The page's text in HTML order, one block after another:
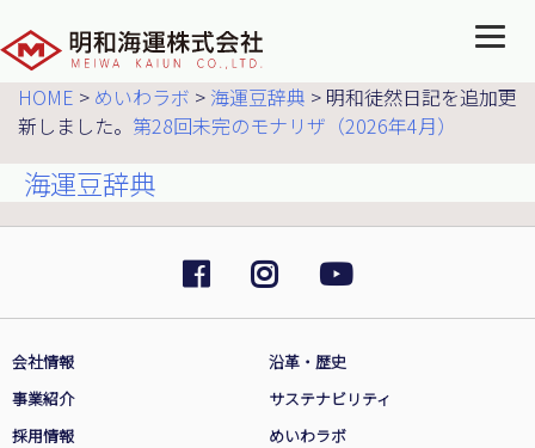
HOME > めいわラボ > 海運豆辞典 > 明和徒然日記を追加更
新しました。 第28回未完のモナリザ（2026年4月）
海運豆辞典
会社情報
沿革・歴史
事業紹介
サステナビリティ
採用情報
めいわラボ